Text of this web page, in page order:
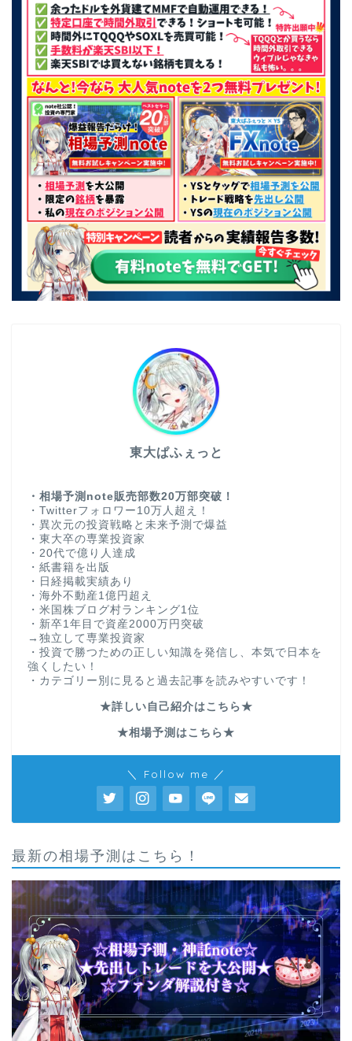
東大ぱふぇっと
・相場予測note販売部数20万部突破！
・Twitterフォロワー10万人超え！
・異次元の投資戦略と未来予測で爆益
・東大卒の専業投資家
・20代で億り人達成
・紙書籍を出版
・日経掲載実績あり
・海外不動産1億円超え
・米国株ブログ村ランキング1位
・新卒1年目で資産2000万円突破
→独立して専業投資家
・投資で勝つための正しい知識を発信し、本気で日本を
強くしたい！
・カテゴリー別に見ると過去記事を読みやすいです！
★詳しい自己紹介はこちら★
★相場予測はこちら★
＼ Follow me ／
最新の相場予測はこちら！